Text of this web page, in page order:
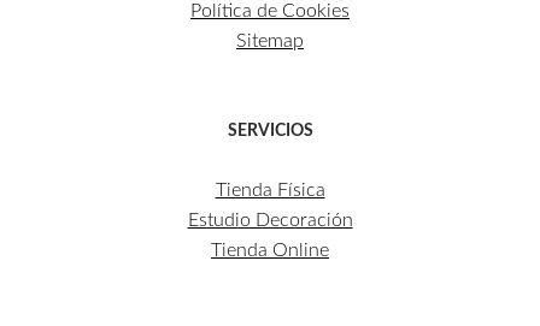
Política de Cookies
Sitemap
SERVICIOS
Tienda Física
Estudio Decoración
Tienda Online